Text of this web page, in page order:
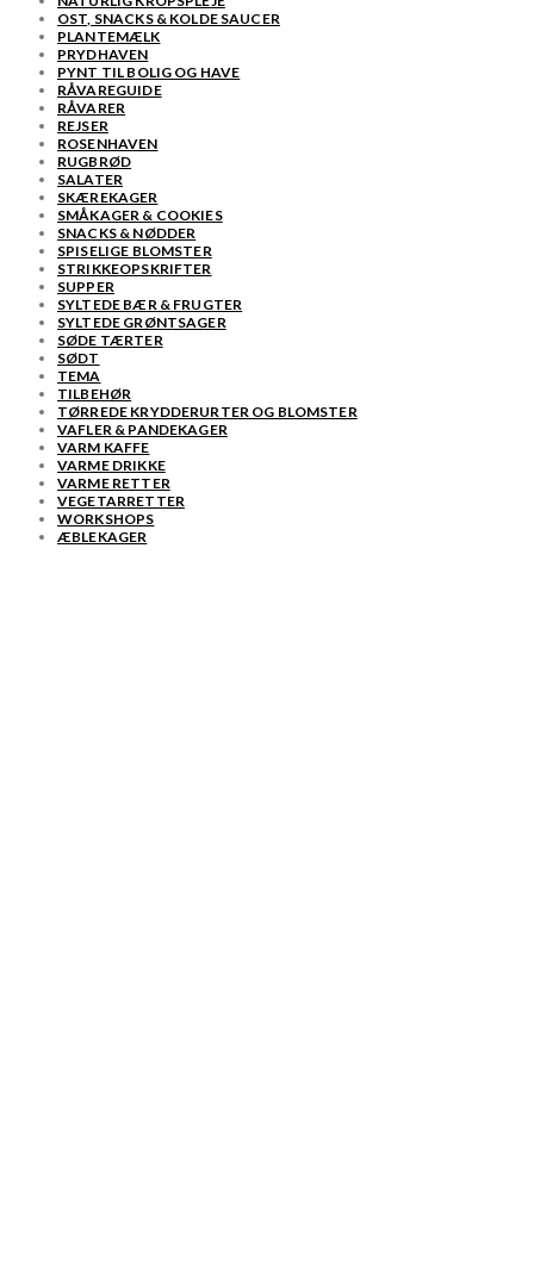
OST, SNACKS & KOLDE SAUCER
PLANTEMÆLK
PRYDHAVEN
PYNT TIL BOLIG OG HAVE
RÅVAREGUIDE
RÅVARER
REJSER
ROSENHAVEN
RUGBRØD
SALATER
SKÆREKAGER
SMÅKAGER & COOKIES
SNACKS & NØDDER
SPISELIGE BLOMSTER
STRIKKEOPSKRIFTER
SUPPER
SYLTEDE BÆR & FRUGTER
SYLTEDE GRØNTSAGER
SØDE TÆRTER
SØDT
TEMA
TILBEHØR
TØRREDE KRYDDERURTER OG BLOMSTER
VAFLER & PANDEKAGER
VARM KAFFE
VARME DRIKKE
VARME RETTER
VEGETARRETTER
WORKSHOPS
ÆBLEKAGER